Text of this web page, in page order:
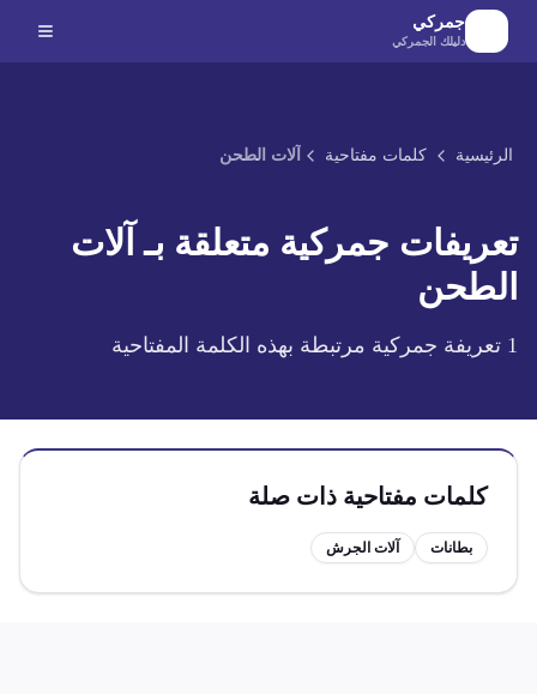
الانتقال إلى المحتوى الرئيسي
جمركي
دليلك الجمركي
الرئيسية كلمات مفتاحية آلات الطحن
تعريفات جمركية متعلقة بـ آلات
الطحن
1 تعريفة جمركية مرتبطة بهذه الكلمة المفتاحية
كلمات مفتاحية ذات صلة
بطانات آلات الجرش